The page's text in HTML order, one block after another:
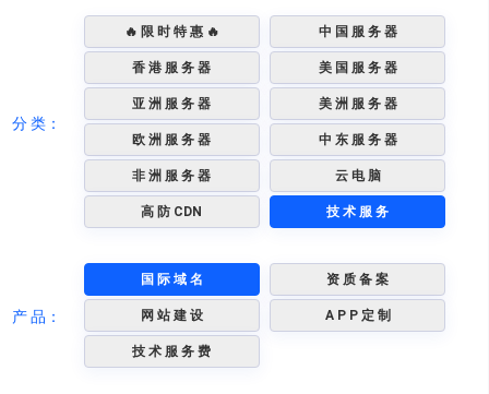
分 类：
🔥 限 时 特 惠 🔥 中 国 服 务 器
香 港 服 务 器 美 国 服 务 器
亚 洲 服 务 器 美 洲 服 务 器
欧 洲 服 务 器 中 东 服 务 器
非 洲 服 务 器 云 电 脑
高 防 CDN 技 术 服 务
产 品：
国 际 域 名 资 质 备 案
网 站 建 设 A P P 定 制
技 术 服 务 费